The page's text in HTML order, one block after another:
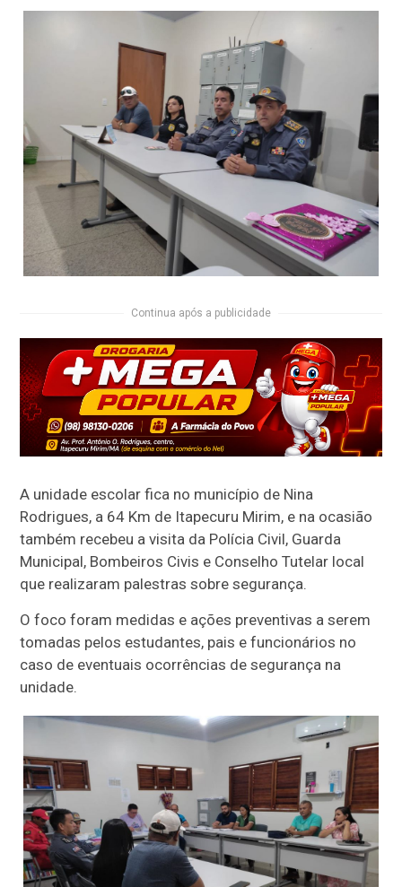
Continua após a publicidade
A unidade escolar fica no município de Nina
Rodrigues, a 64 Km de Itapecuru Mirim, e na ocasião
também recebeu a visita da Polícia Civil, Guarda
Municipal, Bombeiros Civis e Conselho Tutelar local
que realizaram palestras sobre segurança.
O foco foram medidas e ações preventivas a serem
tomadas pelos estudantes, pais e funcionários no
caso de eventuais ocorrências de segurança na
unidade.